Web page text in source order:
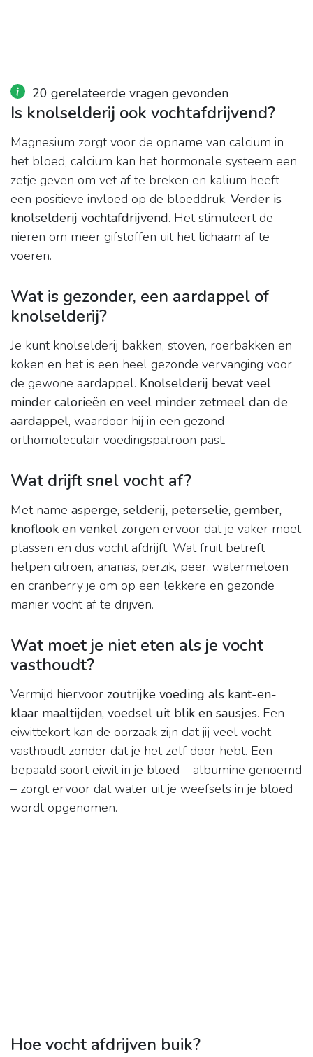
20 gerelateerde vragen gevonden
Is knolselderij ook vochtafdrijvend?
Magnesium zorgt voor de opname van calcium in
het bloed, calcium kan het hormonale systeem een
zetje geven om vet af te breken en kalium heeft
een positieve invloed op de bloeddruk. Verder is
knolselderij vochtafdrijvend. Het stimuleert de
nieren om meer gifstoffen uit het lichaam af te
voeren.
Wat is gezonder, een aardappel of
knolselderij?
Je kunt knolselderij bakken, stoven, roerbakken en
koken en het is een heel gezonde vervanging voor
de gewone aardappel. Knolselderij bevat veel
minder calorieën en veel minder zetmeel dan de
aardappel, waardoor hij in een gezond
orthomoleculair voedingspatroon past.
Wat drijft snel vocht af?
Met name asperge, selderij, peterselie, gember,
knoflook en venkel zorgen ervoor dat je vaker moet
plassen en dus vocht afdrijft. Wat fruit betreft
helpen citroen, ananas, perzik, peer, watermeloen
en cranberry je om op een lekkere en gezonde
manier vocht af te drijven.
Wat moet je niet eten als je vocht
vasthoudt?
Vermijd hiervoor zoutrijke voeding als kant-en-
klaar maaltijden, voedsel uit blik en sausjes. Een
eiwittekort kan de oorzaak zijn dat jij veel vocht
vasthoudt zonder dat je het zelf door hebt. Een
bepaald soort eiwit in je bloed – albumine genoemd
– zorgt ervoor dat water uit je weefsels in je bloed
wordt opgenomen.
Hoe vocht afdrijven buik?